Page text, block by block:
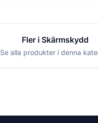
Fler i Skärmskydd
Se alla produkter i denna